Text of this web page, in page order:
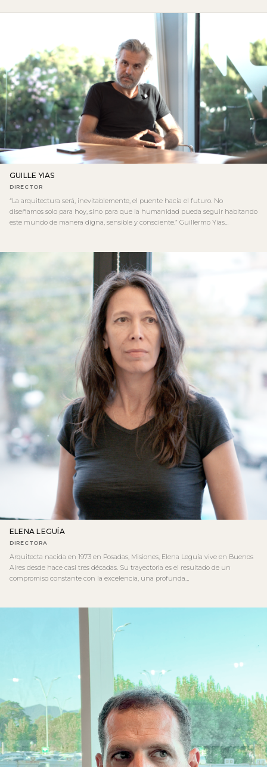
GUILLE YIAS
DIRECTOR
“La arquitectura será, inevitablemente, el puente hacia el futuro. No
diseñamos solo para hoy, sino para que la humanidad pueda seguir habitando
este mundo de manera digna, sensible y consciente.” Guillermo Yias…
ELENA LEGUÍA
DIRECTORA
Arquitecta nacida en 1973 en Posadas, Misiones, Elena Leguía vive en Buenos
Aires desde hace casi tres décadas. Su trayectoria es el resultado de un
compromiso constante con la excelencia, una profunda…